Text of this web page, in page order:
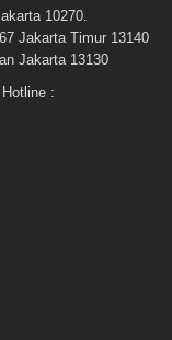
10270.
Jakarta Timur 13140
Jakarta 13130
: